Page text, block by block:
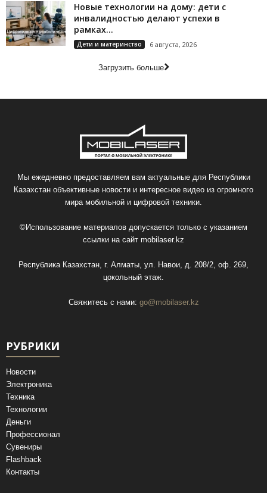
Новые технологии на дому: дети с
инвалидностью делают успехи в
рамках...
Дети и материнство 6 августа, 2026
Загрузить больше
Мы ежедневно предоставляем вам актуальные для Республики
Казахстан объективные новости и интересное видео из огромного
мира мобильной и цифровой техники.
©Использование материалов допускается только с указанием
ссылки на сайт mobilaser.kz
Республика Казахстан, г. Алматы, ул. Навои, д. 208/2, оф. 269,
цокольный этаж.
Свяжитесь с нами: go@mobilaser.kz
РУБРИКИ
Новости
Электроника
Техника
Технологии
Деньги
Профессионал
Сувениры
Flashback
Контакты